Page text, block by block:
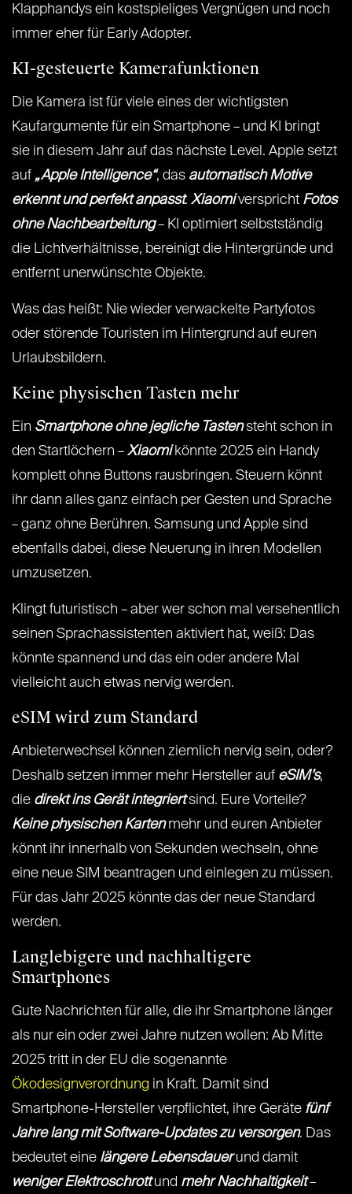
Klapphandys ein kostspieliges Vergnügen und noch
immer eher für Early Adopter.
KI-gesteuerte Kamerafunktionen
Die Kamera ist für viele eines der wichtigsten
Kaufargumente für ein Smartphone – und KI bringt
sie in diesem Jahr auf das nächste Level. Apple setzt
auf „Apple Intelligence“, das automatisch Motive
erkennt und perfekt anpasst. Xiaomiverspricht Fotos
ohne Nachbearbeitung– KI optimiert selbstständig
die Lichtverhältnisse, bereinigt die Hintergründe und
entfernt unerwünschte Objekte.
Was das heißt: Nie wieder verwackelte Partyfotos
oder störende Touristen im Hintergrund auf euren
Urlaubsbildern.
Keine physischen Tasten mehr
Ein Smartphone ohne jegliche Tastensteht schon in
den Startlöchern – Xiaomikönnte 2025 ein Handy
komplett ohne Buttons rausbringen. Steuern könnt
ihr dann alles ganz einfach per Gesten und Sprache
– ganz ohne Berühren. Samsung und Apple sind
ebenfalls dabei, diese Neuerung in ihren Modellen
umzusetzen.
Klingt futuristisch – aber wer schon mal versehentlich
seinen Sprachassistenten aktiviert hat, weiß: Das
könnte spannend und das ein oder andere Mal
vielleicht auch etwas nervig werden.
eSIM wird zum Standard
Anbieterwechsel können ziemlich nervig sein, oder?
Deshalb setzen immer mehr Hersteller auf eSIM’s,
die direkt ins Gerät integriertsind. Eure Vorteile?
Keine physischen Kartenmehr und euren Anbieter
könnt ihr innerhalb von Sekunden wechseln, ohne
eine neue SIM beantragen und einlegen zu müssen.
Für das Jahr 2025 könnte das der neue Standard
werden.
Langlebigere und nachhaltigere
Smartphones
Gute Nachrichten für alle, die ihr Smartphone länger
als nur ein oder zwei Jahre nutzen wollen: Ab Mitte
2025 tritt in der EU die sogenannte
Ökodesignverordnung in Kraft. Damit sind
Smartphone-Hersteller verpflichtet, ihre Geräte fünf
Jahre lang mit Software-Updates zu versorgen. Das
bedeutet eine längere Lebensdauerund damit
weniger Elektroschrottund mehr Nachhaltigkeit–